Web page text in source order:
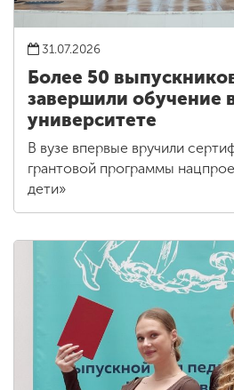
31.07.2026
Более 50
завершили обучение
университете
В вузе впервые вручили
грантовой программы
дети»